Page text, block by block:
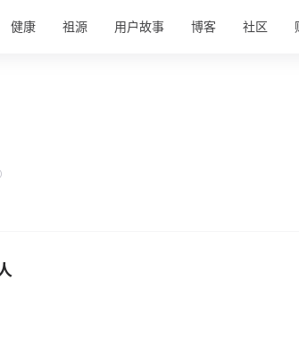
健康 祖源 用户故事 博客 社区